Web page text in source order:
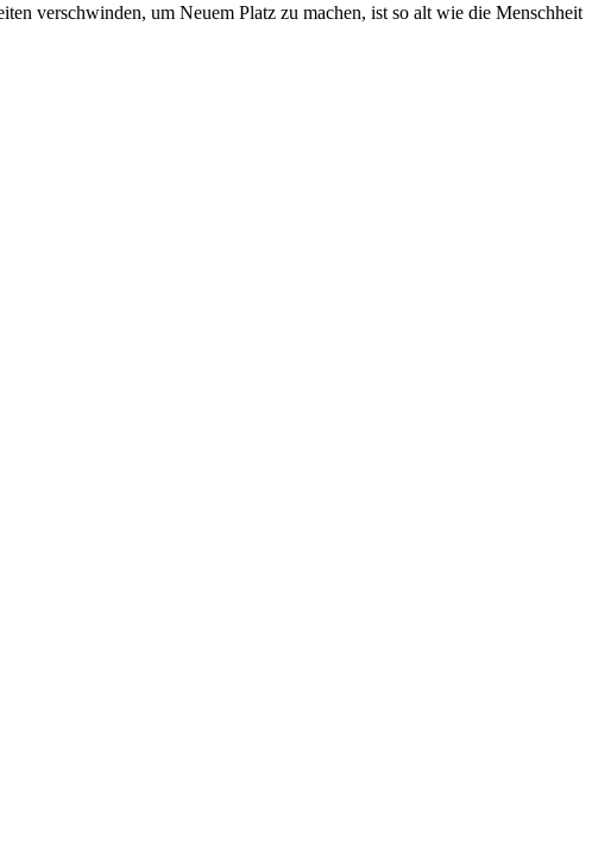
verschwinden, um Neuem Platz zu machen, ist so alt wie die Menschheit